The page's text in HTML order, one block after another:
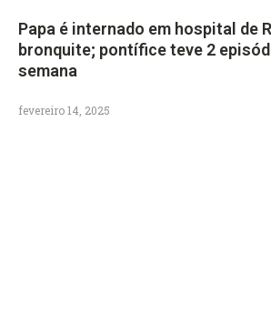
Papa é internado em hospital de
bronquite; pontífice teve 2
semana
fevereiro 14, 2025